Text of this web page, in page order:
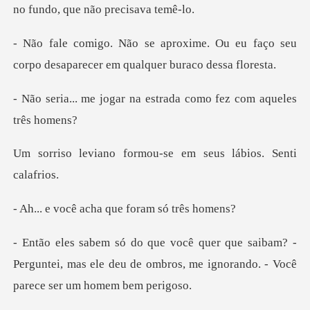
no fu
. Ou eu faço seu
corpo desaparecer
r na estrada como fez
ormou-se em seus láb
acha que foram
am? -
Perguntei, mas ele deu de ombros, me igno